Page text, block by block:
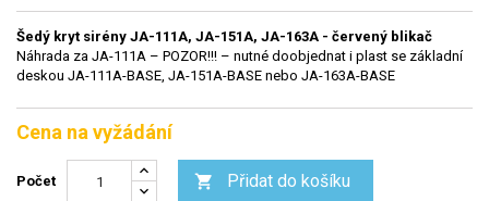
Šedý kryt sirény JA-111A, JA-151A, JA-163A - červený blikač
Náhrada za JA-111A – POZOR!!! – nutné doobjednat i plast se základní
deskou JA-111A-BASE, JA-151A-BASE nebo JA-163A-BASE
Cena na vyžádání
Počet  Přidat do košíku